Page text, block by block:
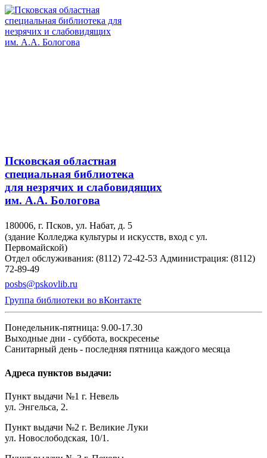
Псковская областная
специальная библиотека
для незрячих и слабовидящих
им. А.А. Бологова
180006, г. Псков, ул. Набат, д. 5
(здание Колледжа культуры и искусств, вход с ул.
Первомайской)
Отдел обслуживания: (8112) 72-42-53 Администрация: (8112)
72-89-49
posbs@pskovlib.ru
Группа библиотеки во вКонтакте
Понедельник-пятница: 9.00-17.30
Выходные дни - суббота, воскресенье
Санитарный день - последняя пятница каждого месяца
Адреса пунктов выдачи:
Пункт выдачи №1 г. Невель
ул. Энгельса, 2.
Пункт выдачи №2 г. Великие Луки
ул. Новослободская, 10/1.